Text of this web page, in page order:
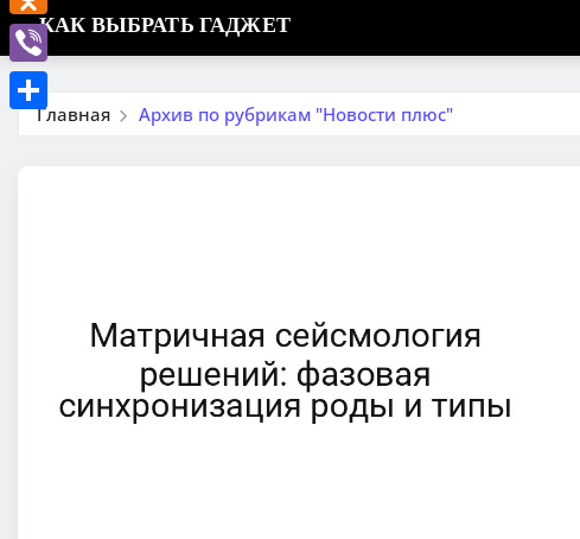
КАК ВЫБРАТЬ ГАДЖЕТ
Главная Архив по рубрикам "Новости плюс"
Odnoklassniki
Viber
Отправить